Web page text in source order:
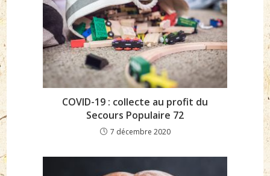
COVID-19 : collecte au profit du
Secours Populaire 72
7 décembre 2020